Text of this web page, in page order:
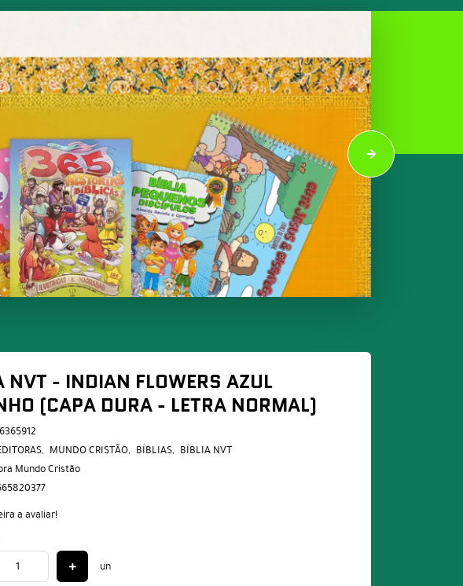
NVT - INDIAN FLOWERS AZUL
(CAPA DURA - LETRA NORMAL)
MUNDO CRISTÃO BÍBLIAS BÍBLIA NVT
Mundo Cristão
a avaliar!
un